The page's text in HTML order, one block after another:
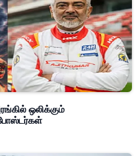
ஒலிக்கும்
போஸ்டர்கள்